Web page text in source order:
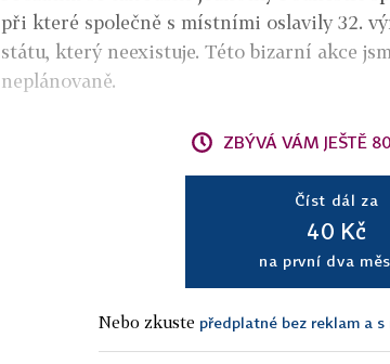
při které společně s místními oslavily 32.
státu, který neexistuje. Této bizarní akce
neplánovaně.
ZBÝVÁ VÁM JEŠTĚ
Číst dál za
40 Kč
na první dva
Nebo zkuste předplatné bez reklam a